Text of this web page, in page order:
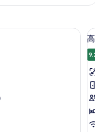
房 | 高級寢具、迷你吧、客房內